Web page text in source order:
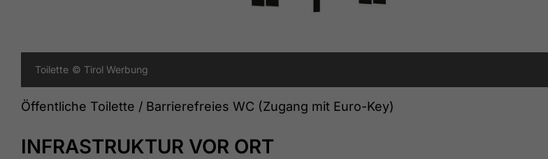
Toilette © Tirol Werbung
Öffentliche Toilette / Barrierefreies WC (Zugang mit Euro-Key)
INFRASTRUKTUR VOR ORT